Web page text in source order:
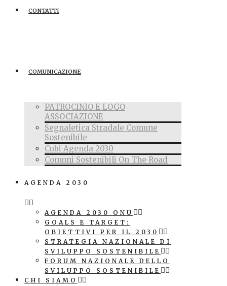
CONTATTI
COMUNICAZIONE
PATROCINIO E LOGO
ASSOCIAZIONE
Segnaletica Stradale Comune
Sostenibile
Cubi Agenda 2030
Comuni Sostenibili On The Road
AGENDA 2030
AGENDA 2030 ONU
GOALS E TARGET:
OBIETTIVI PER IL 2030
STRATEGIA NAZIONALE DI
SVILUPPO SOSTENIBILE
FORUM NAZIONALE DELLO
SVILUPPO SOSTENIBILE
CHI SIAMO